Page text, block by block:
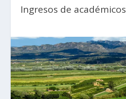
Ingresos de académicos